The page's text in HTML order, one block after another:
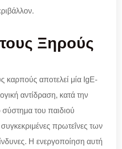
Ξηρούς
καρπούς αποτελεί μία IgE-
αντίδραση, κατά την
σύστημα του παιδιού
πρωτεΐνες των
Η ενεργοποίηση αυτή